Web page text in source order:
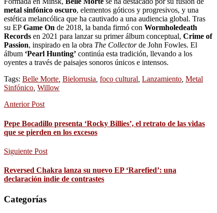
metal sinfónico oscuro, elementos góticos y progresivos, y una
estética melancólica que ha cautivado a una audiencia global. Tras
su EPGame On de 2018, la banda firmó con Wormholedeath
Records en 2021 para lanzar su primer álbum conceptual, Crime of
Passion, inspirado en la obra The Collectorde John Fowles. El
álbum ‘Pearl Hunting’ continúa esta tradición, llevando a los
oyentes a través de paisajes sonoros únicos e intensos.
Tags: Belle Morte, Bielorrusia, foco cultural, Lanzamiento, Metal
Sinfónico, Willow
Anterior Post
Pepe Bocadillo presenta ‘Rocky Billies’, el retrato de las vidas
que se pierden en los excesos
Siguiente Post
Reversed Chakra lanza su nuevo EP ‘Rarefied’: una
declaración indie de contrastes
Categorías